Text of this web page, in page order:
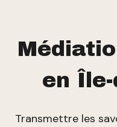
en
Transmettre les